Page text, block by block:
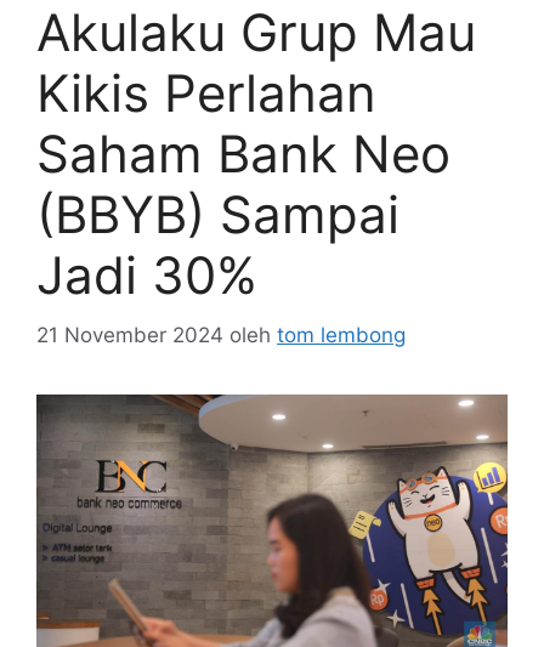
Akulaku Grup Mau
Kikis Perlahan
Saham Bank Neo
(BBYB) Sampai
Jadi 30%
21 November 2024 oleh tom lembong